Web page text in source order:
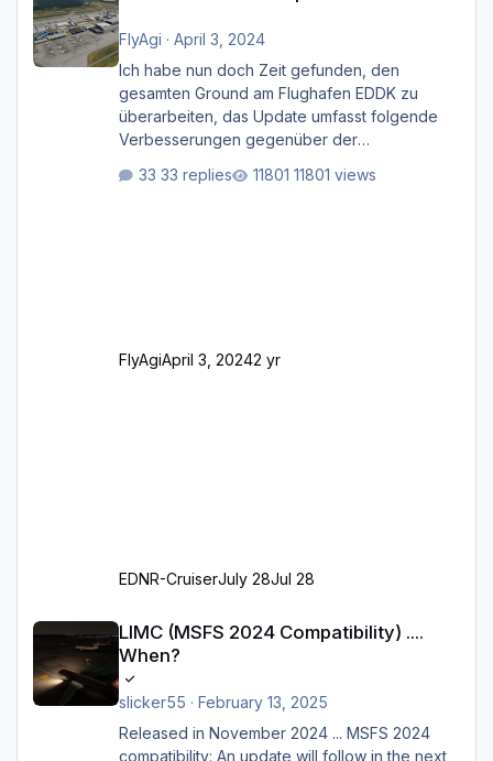
FlyAgi · April 3, 2024
Ich habe nun doch Zeit gefunden, den
gesamten Ground am Flughafen EDDK zu
überarbeiten, das Update umfasst folgende
Verbesserungen gegenüber der
Bodenmarkierungen (der Flughafen sollte
33 replies 11801 views
FlyAgiApril 3, 20242 yr
EDNR-CruiserJuly 28Jul 28
LIMC (MSFS 2024 Compatibility) ....
When?
slicker55 · February 13, 2025
Released in November 2024 ... MSFS 2024
compatibility: An update will follow in the next